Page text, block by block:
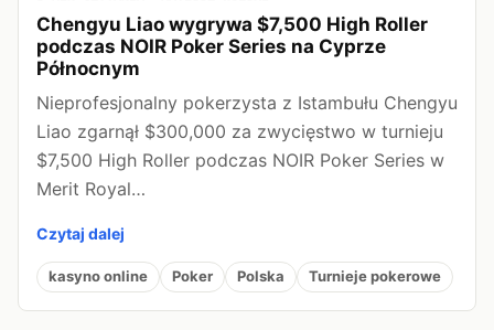
Chengyu Liao wygrywa $7,500 High Roller
podczas NOIR Poker Series na Cyprze
Północnym
Nieprofesjonalny pokerzysta z Istambułu Chengyu
Liao zgarnął $300,000 za zwycięstwo w turnieju
$7,500 High Roller podczas NOIR Poker Series w
Merit Royal…
Czytaj dalej
kasyno online Poker Polska Turnieje pokerowe